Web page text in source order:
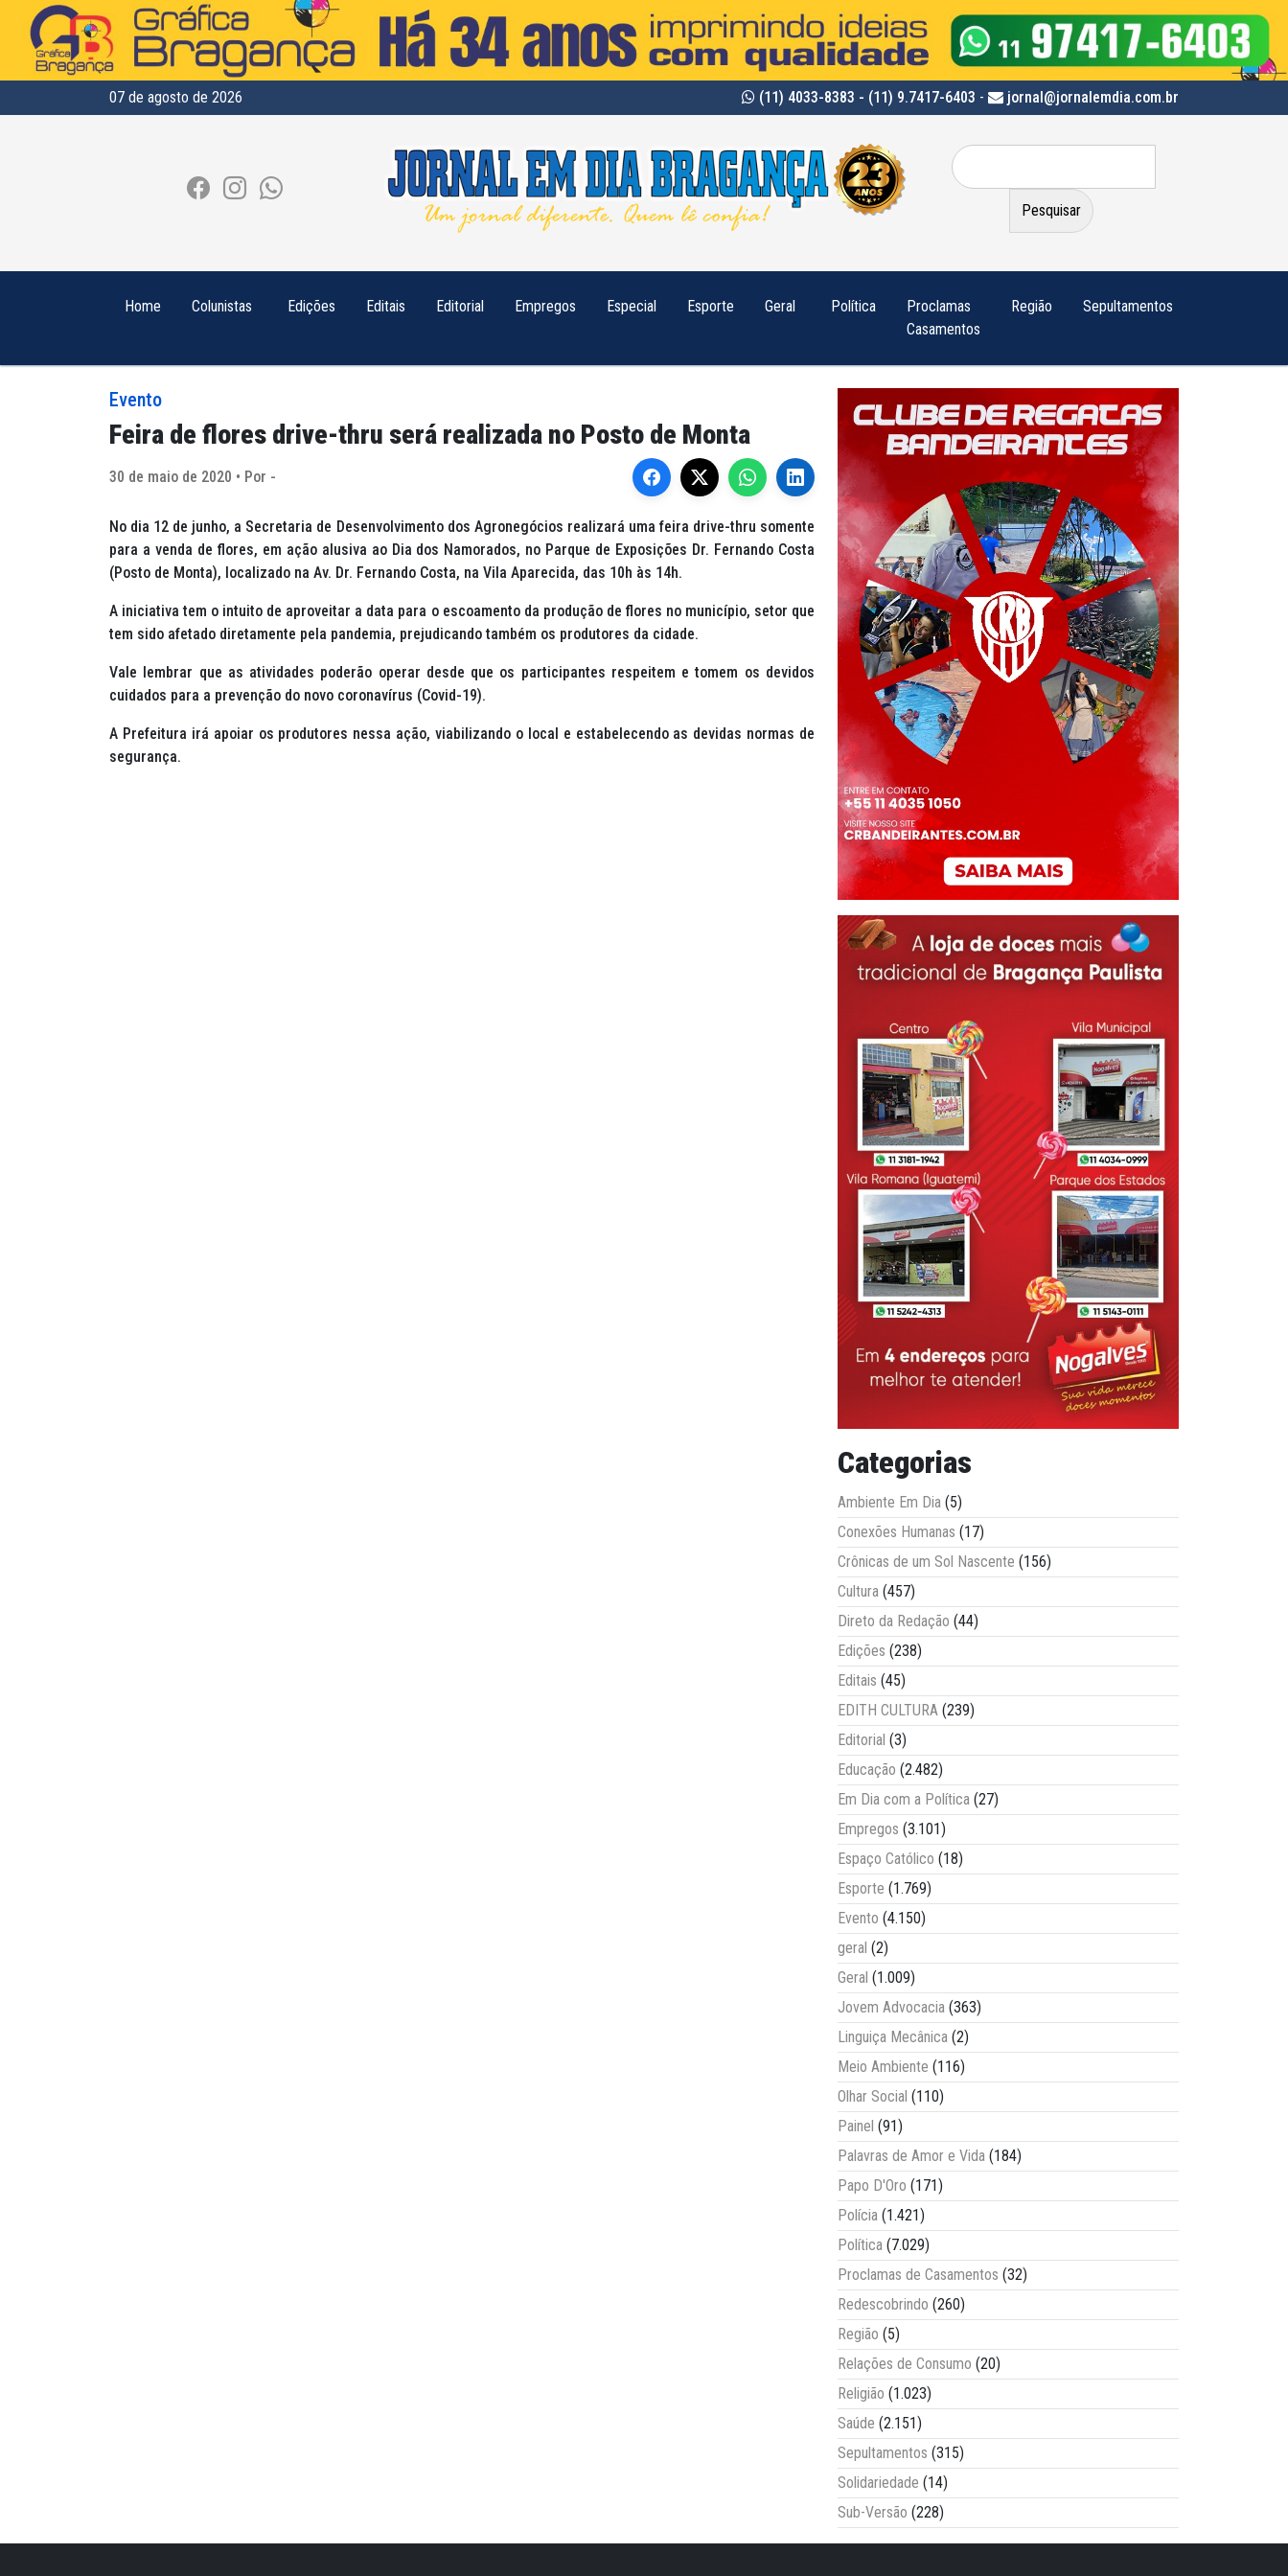
07 de agosto de 2026 (11) 4033-8383 - (11) 9.7417-6403 - jornal@jornalemdia.com.br
Pesquisar
por:
Home Colunistas Edições Editais Editorial Empregos Especial Esporte Geral Política
Proclamas
Casamentos
Região Sepultamentos
Evento
Feira de flores drive-thru será realizada no Posto de Monta
30 de maio de 2020 • Por -
No dia 12 de junho, a Secretaria de Desenvolvimento dos Agronegócios realizará uma feira drive-thru somente
para a venda de flores, em ação alusiva ao Dia dos Namorados, no Parque de Exposições Dr. Fernando Costa
(Posto de Monta), localizado na Av. Dr. Fernando Costa, na Vila Aparecida, das 10h às 14h.
A iniciativa tem o intuito de aproveitar a data para o escoamento da produção de flores no município, setor que
tem sido afetado diretamente pela pandemia, prejudicando também os produtores da cidade.
Vale lembrar que as atividades poderão operar desde que os participantes respeitem e tomem os devidos
cuidados para a prevenção do novo coronavírus (Covid-19).
A Prefeitura irá apoiar os produtores nessa ação, viabilizando o local e estabelecendo as devidas normas de
segurança.
Categorias
Ambiente Em Dia (5)
Conexões Humanas (17)
Crônicas de um Sol Nascente (156)
Cultura (457)
Direto da Redação (44)
Edições (238)
Editais (45)
EDITH CULTURA (239)
Editorial (3)
Educação (2.482)
Em Dia com a Política (27)
Empregos (3.101)
Espaço Católico (18)
Esporte (1.769)
Evento (4.150)
geral (2)
Geral (1.009)
Jovem Advocacia (363)
Linguiça Mecânica (2)
Meio Ambiente (116)
Olhar Social (110)
Painel (91)
Palavras de Amor e Vida (184)
Papo D'Oro (171)
Polícia (1.421)
Política (7.029)
Proclamas de Casamentos (32)
Redescobrindo (260)
Região (5)
Relações de Consumo (20)
Religião (1.023)
Saúde (2.151)
Sepultamentos (315)
Solidariedade (14)
Sub-Versão (228)